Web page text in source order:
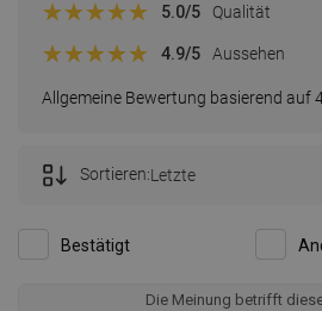
Allgemeine Bewertung basierend auf
5.0/5 Qualität
4.9/5 Aussehen
Bestätigt
Sortieren:Letzte
Die Meinung betrifft